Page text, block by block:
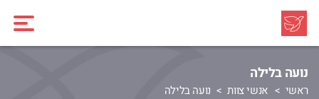
נועה בלילה
ראשי אנשי צוות נועה בלילה